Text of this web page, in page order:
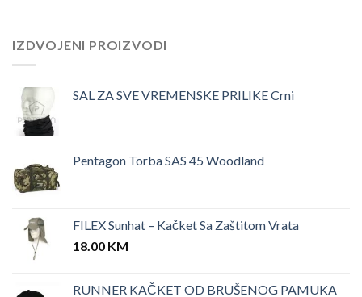
IZDVOJENI PROIZVODI
SAL ZA SVE VREMENSKE PRILIKE Crni
Pentagon Torba SAS 45 Woodland
FILEX Sunhat – Kačket Sa Zaštitom Vrata
18.00 KM
RUNNER KAČKET OD BRUŠENOG PAMUKA